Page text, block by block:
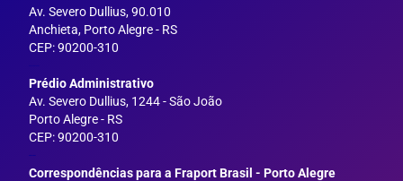
Av. Severo Dullius, 90.010
Anchieta, Porto Alegre - RS
CEP: 90200-310
Prédio Administrativo
Av. Severo Dullius, 1244 - São João
Porto Alegre - RS
CEP: 90200-310
--
Correspondências para a Fraport Brasil - Porto Alegre